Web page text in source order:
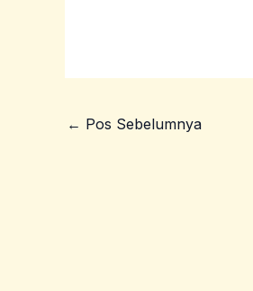
← Pos Sebelumnya